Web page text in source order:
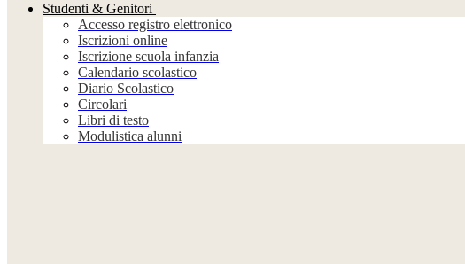
Studenti & Genitori
Accesso registro elettronico
Iscrizioni online
Iscrizione scuola infanzia
Calendario scolastico
Diario Scolastico
Circolari
Libri di testo
Modulistica alunni